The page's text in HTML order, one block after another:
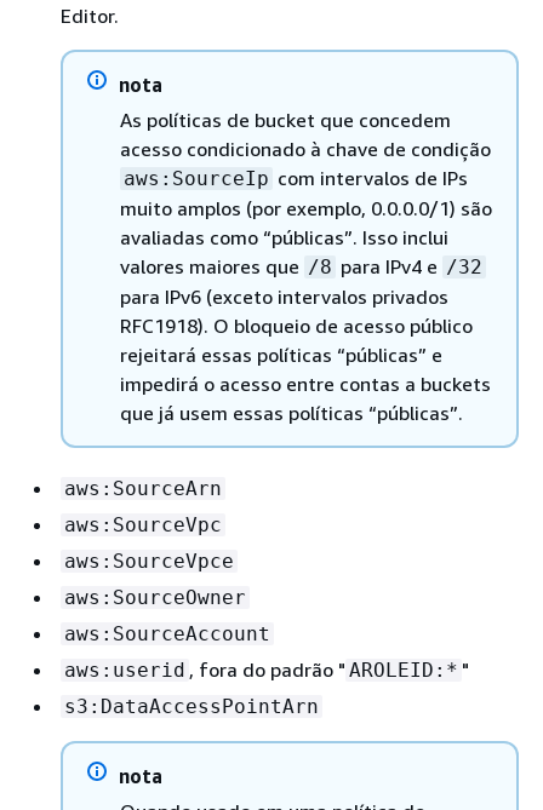
Editor.
nota
As políticas de bucket que concedem
acesso condicionado à chave de condição
aws:SourceIp com intervalos de IPs
muito amplos (por exemplo, 0.0.0.0/1) são
avaliadas como “públicas”. Isso inclui
valores maiores que /8 para IPv4 e /32
para IPv6 (exceto intervalos privados
RFC1918). O bloqueio de acesso público
rejeitará essas políticas “públicas” e
impedirá o acesso entre contas a buckets
que já usem essas políticas “públicas”.
aws:SourceArn
aws:SourceVpc
aws:SourceVpce
aws:SourceOwner
aws:SourceAccount
aws:userid , fora do padrão " AROLEID:* "
s3:DataAccessPointArn
nota